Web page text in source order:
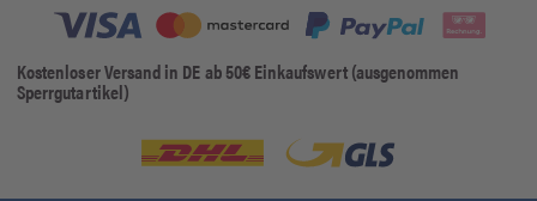
Kostenloser Versand in DE ab 50€ Einkaufswert (ausgenommen
Sperrgutartikel)